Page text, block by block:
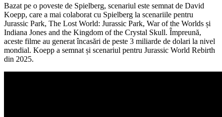
Bazat pe o poveste de Spielberg, scenariul este semnat de David
Koepp, care a mai colaborat cu Spielberg la scenariile pentru
Jurassic Park, The Lost World: Jurassic Park, War of the Worlds și
Indiana Jones and the Kingdom of the Crystal Skull. Împreună,
aceste filme au generat încasări de peste 3 miliarde de dolari la nivel
mondial. Koepp a semnat și scenariul pentru Jurassic World Rebirth
din 2025.